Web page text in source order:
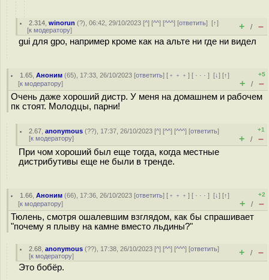
2.314 ,winorun (?), 06:42, 29/10/2023 [^] [^^] [^^^] [ответить][↑]
[к модератору] + / –
gui для gpo, например кроме как на альте ни где ни видел
1.65 ,Аноним (65), 17:33, 26/10/2023 [ответить] [ ﹢﹢﹢] [ · · ·][↓] [↑]
[к модератору]
+5
+ / –
Очень даже хороший дистр. У меня на домашнем и рабочем
пк стоят. Молодцы, парни!
2.67 ,anonymous (??), 17:37, 26/10/2023 [^] [^^] [^^^] [ответить]
[к модератору]
+1
+ / –
При чом хороший был еще тогда, когда местные
дистрибутивы еще не были в тренде.
1.66 ,Аноним (66), 17:36, 26/10/2023 [ответить] [ ﹢﹢﹢] [ · · ·][↓] [↑]
[к модератору]
+2
+ / –
Тюлень, смотря ошалевшим взглядом, как бы спрашивает
"почему я плыву на камне вместо льдины?"
2.68 ,anonymous (??), 17:38, 26/10/2023 [^] [^^] [^^^] [ответить]
[к модератору] + / –
Это бобёр.